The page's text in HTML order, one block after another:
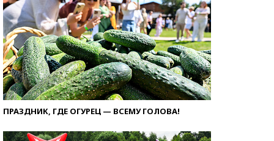
ПРАЗДНИК, ГДЕ ОГУРЕЦ — ВСЕМУ ГОЛОВА!